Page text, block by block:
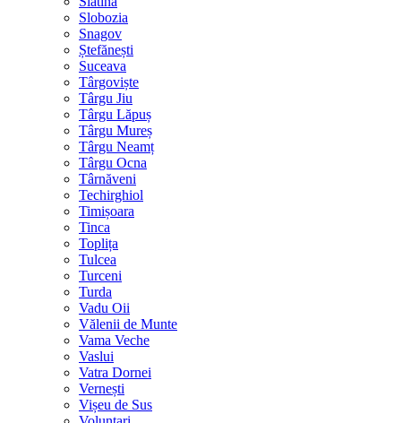
Slobozia
Snagov
Ștefănești
Suceava
Târgoviște
Târgu Jiu
Târgu Lăpuș
Târgu Mureș
Târgu Neamț
Târgu Ocna
Târnăveni
Techirghiol
Timișoara
Tinca
Toplița
Tulcea
Turceni
Turda
Vadu Oii
Vălenii de Munte
Vama Veche
Vaslui
Vatra Dornei
Vernești
Vișeu de Sus